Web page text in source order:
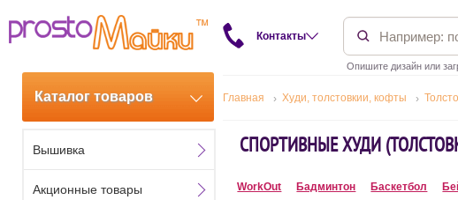
Контакты
Опишите дизайн или
Каталог товаров Главная Худи, толстовкии, кофты
СПОРТИВНЫЕ ХУДИ
WorkOut Бадминтон Баскетбол
Вышивка
Акционные товары